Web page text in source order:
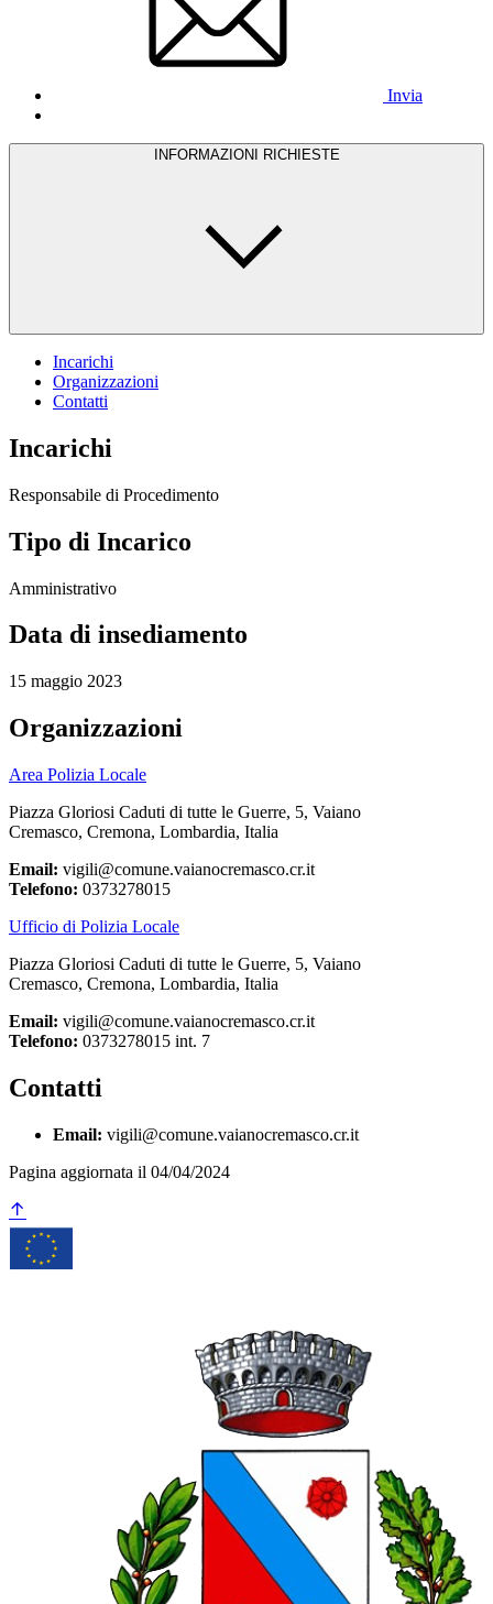
Invia
INFORMAZIONI RICHIESTE
Incarichi
Organizzazioni
Contatti
Incarichi
Responsabile di Procedimento
Tipo di Incarico
Amministrativo
Data di insediamento
15 maggio 2023
Organizzazioni
Area Polizia Locale
Piazza Gloriosi Caduti di tutte le Guerre, 5, Vaiano
Cremasco, Cremona, Lombardia, Italia
Email: vigili@comune.vaianocremasco.cr.it
Telefono: 0373278015
Ufficio di Polizia Locale
Piazza Gloriosi Caduti di tutte le Guerre, 5, Vaiano
Cremasco, Cremona, Lombardia, Italia
Email: vigili@comune.vaianocremasco.cr.it
Telefono: 0373278015 int. 7
Contatti
Email: vigili@comune.vaianocremasco.cr.it
Pagina aggiornata il 04/04/2024